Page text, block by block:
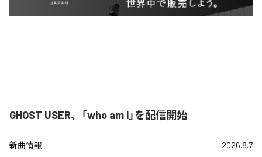
GHOST USER、「who am i」を配信開始
新曲情報 2026.8.7